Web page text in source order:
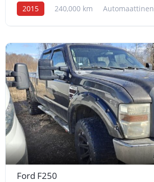
2015 240,000 km Automaattinen
Ford F250